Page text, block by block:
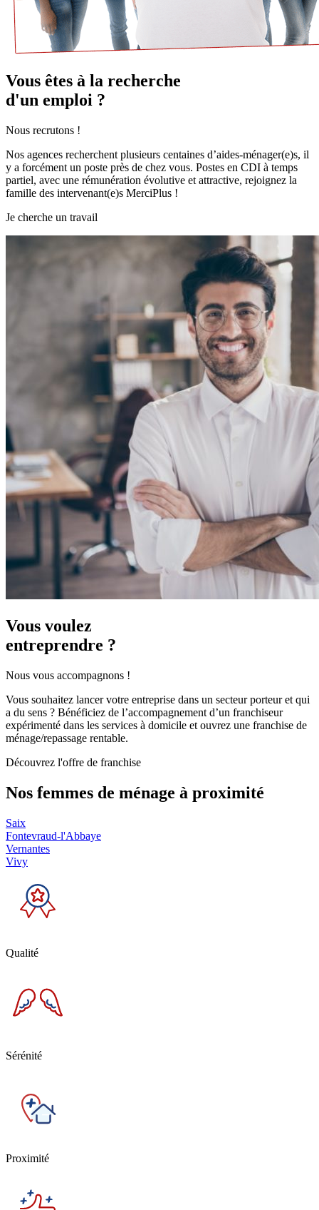
Vous êtes à la recherche
d'un emploi ?
Nous recrutons !
Nos agences recherchent plusieurs centaines d’aides-ménager(e)s, il
y a forcément un poste près de chez vous. Postes en CDI à temps
partiel, avec une rémunération évolutive et attractive, rejoignez la
famille des intervenant(e)s MerciPlus !
Je cherche un travail
Vous voulez
entreprendre ?
Nous vous accompagnons !
Vous souhaitez lancer votre entreprise dans un secteur porteur et qui
a du sens ? Bénéficiez de l’accompagnement d’un franchiseur
expérimenté dans les services à domicile et ouvrez une franchise de
ménage/repassage rentable.
Découvrez l'offre de franchise
Nos femmes de ménage à proximité
Saix
Fontevraud-l'Abbaye
Vernantes
Vivy
Qualité
Sérénité
Proximité